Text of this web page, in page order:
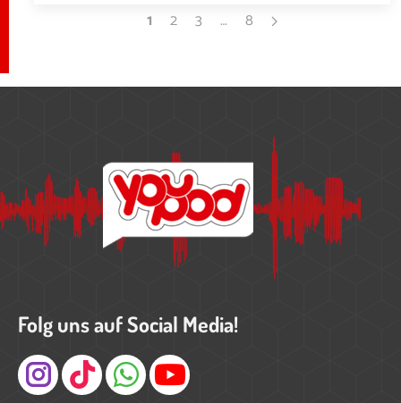
1 2 3 … 8
Folg uns auf Social Media!
Instagram